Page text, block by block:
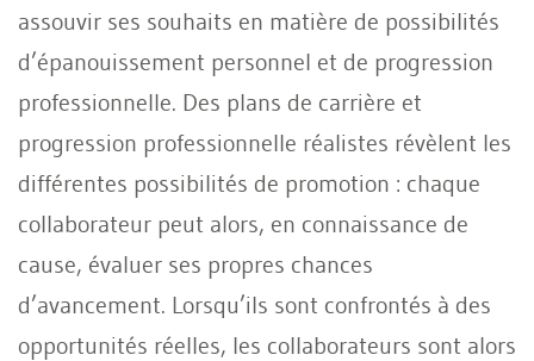
assouvir ses souhaits en matière de possibilités
d’épanouissement personnel et de progression
professionnelle. Des plans de carrière et
progression professionnelle réalistes révèlent les
différentes possibilités de promotion : chaque
collaborateur peut alors, en connaissance de
cause, évaluer ses propres chances
d’avancement. Lorsqu’ils sont confrontés à des
opportunités réelles, les collaborateurs sont alors